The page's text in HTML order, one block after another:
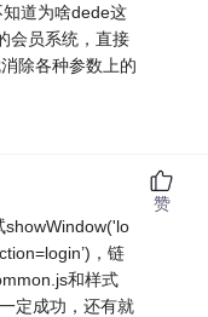
道为啥dede这
会员系统，直接
除各种参数上的
showWindow('lo
，链
和样式
定成功，还有就
赞